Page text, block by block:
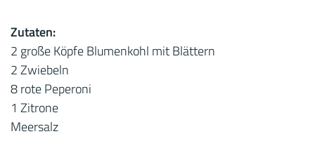
Zutaten:
2 große Köpfe Blumenkohl mit Blättern
2 Zwiebeln
8 rote Peperoni
1 Zitrone
Meersalz